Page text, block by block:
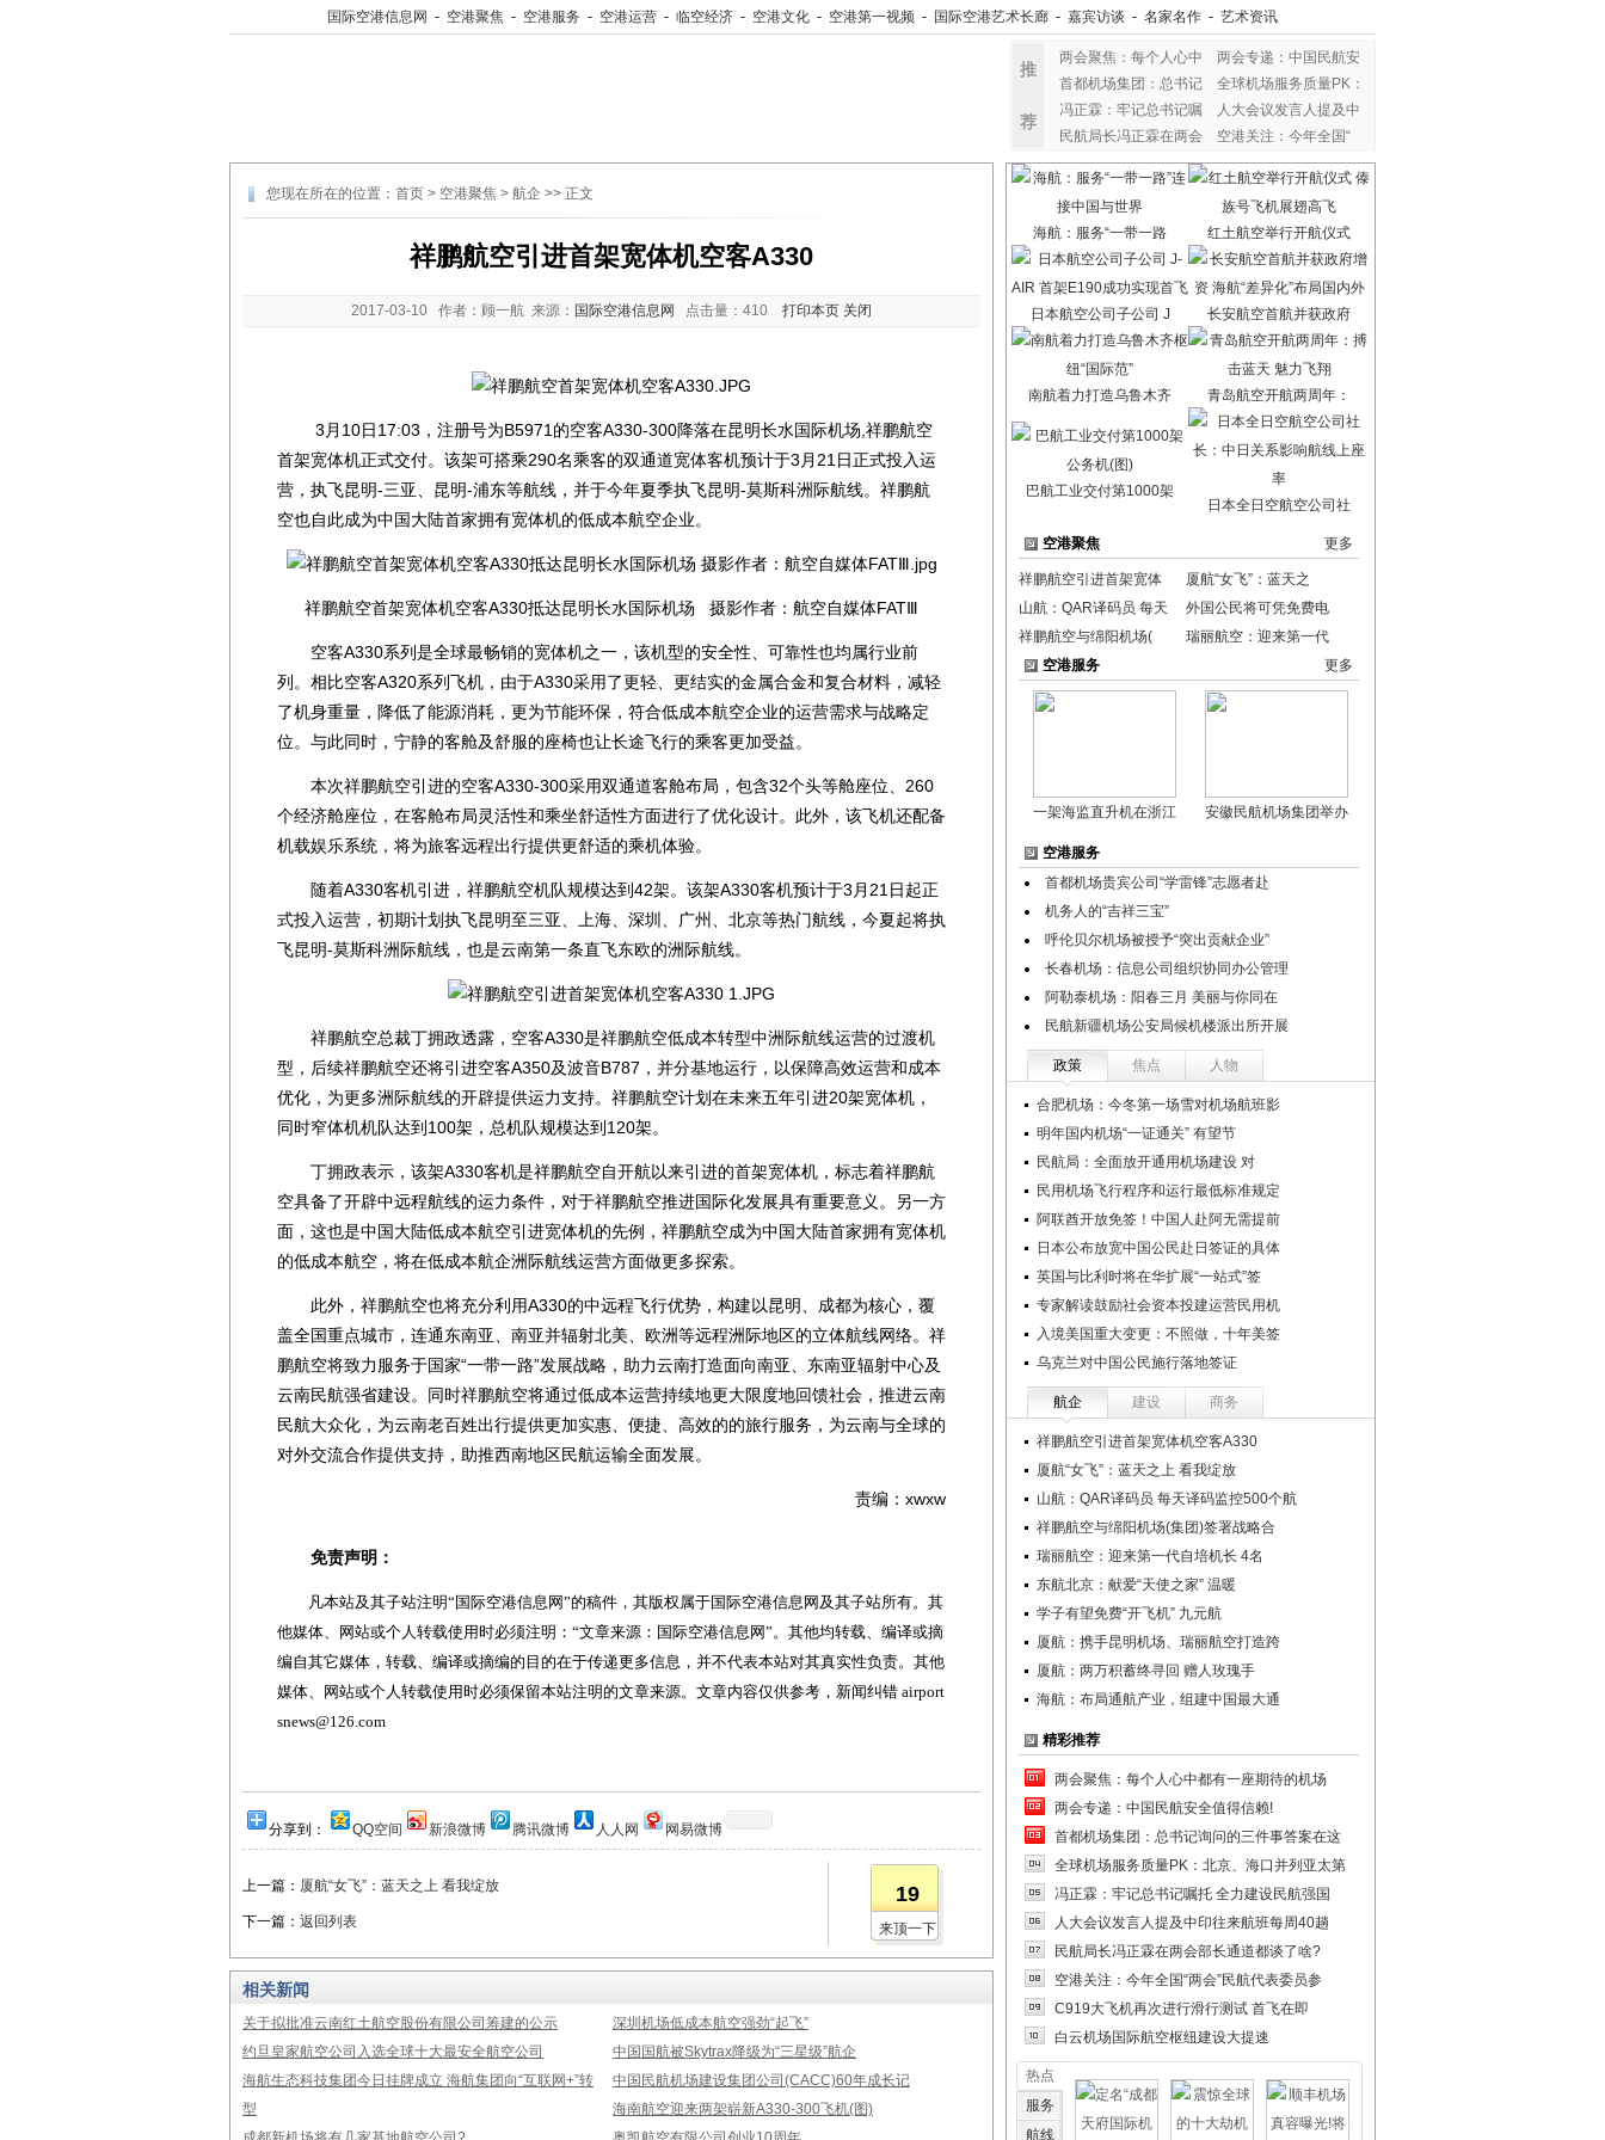
国际空港信息网 - 空港聚焦 - 空港服务 - 空港运营 - 临空经济 - 空港文化 - 空港第一视频 - 国际空港艺术长廊 - 嘉宾访谈 - 名家名作 - 艺术资讯
推
荐
两会聚焦：每个人心中
两会专递：中国民航安
首都机场集团：总书记
全球机场服务质量PK：
冯正霖：牢记总书记嘱
人大会议发言人提及中
民航局长冯正霖在两会
空港关注：今年全国“
您现在所在的位置： 首页 > 空港聚焦 > 航企 >> 正文
祥鹏航空引进首架宽体机空客A330
2017-03-10 作者：顾一航 来源： 国际空港信息网 点击量： 410 打印本页 关闭
3月10日17:03，注册号为B5971的空客A330-300降落在昆明长水国际机场,祥鹏航空
首架宽体机正式交付。该架可搭乘290名乘客的双通道宽体客机预计于3月21日正式投入运
营，执飞昆明-三亚、昆明-浦东等航线，并于今年夏季执飞昆明-莫斯科洲际航线。祥鹏航
空也自此成为中国大陆首家拥有宽体机的低成本航空企业。
祥鹏航空首架宽体机空客A330抵达昆明长水国际机场 摄影作者：航空自媒体FATⅢ
空客A330系列是全球最畅销的宽体机之一，该机型的安全性、可靠性也均属行业前
列。相比空客A320系列飞机，由于A330采用了更轻、更结实的金属合金和复合材料，减轻
了机身重量，降低了能源消耗，更为节能环保，符合低成本航空企业的运营需求与战略定
位。与此同时，宁静的客舱及舒服的座椅也让长途飞行的乘客更加受益。
本次祥鹏航空引进的空客A330-300采用双通道客舱布局，包含32个头等舱座位、260
个经济舱座位，在客舱布局灵活性和乘坐舒适性方面进行了优化设计。此外，该飞机还配备
机载娱乐系统，将为旅客远程出行提供更舒适的乘机体验。
随着A330客机引进，祥鹏航空机队规模达到42架。该架A330客机预计于3月21日起正
式投入运营，初期计划执飞昆明至三亚、上海、深圳、广州、北京等热门航线，今夏起将执
飞昆明-莫斯科洲际航线，也是云南第一条直飞东欧的洲际航线。
祥鹏航空总裁丁拥政透露，空客A330是祥鹏航空低成本转型中洲际航线运营的过渡机
型，后续祥鹏航空还将引进空客A350及波音B787，并分基地运行，以保障高效运营和成本
优化，为更多洲际航线的开辟提供运力支持。祥鹏航空计划在未来五年引进20架宽体机，
同时窄体机机队达到100架，总机队规模达到120架。
丁拥政表示，该架A330客机是祥鹏航空自开航以来引进的首架宽体机，标志着祥鹏航
空具备了开辟中远程航线的运力条件，对于祥鹏航空推进国际化发展具有重要意义。另一方
面，这也是中国大陆低成本航空引进宽体机的先例，祥鹏航空成为中国大陆首家拥有宽体机
的低成本航空，将在低成本航企洲际航线运营方面做更多探索。
此外，祥鹏航空也将充分利用A330的中远程飞行优势，构建以昆明、成都为核心，覆
盖全国重点城市，连通东南亚、南亚并辐射北美、欧洲等远程洲际地区的立体航线网络。祥
鹏航空将致力服务于国家“一带一路”发展战略，助力云南打造面向南亚、东南亚辐射中心及
云南民航强省建设。同时祥鹏航空将通过低成本运营持续地更大限度地回馈社会，推进云南
民航大众化，为云南老百姓出行提供更加实惠、便捷、高效的的旅行服务，为云南与全球的
对外交流合作提供支持，助推西南地区民航运输全面发展。
责编：xwxw
免责声明：
凡本站及其子站注明“国际空港信息网”的稿件，其版权属于国际空港信息网及其子站所有。其
他媒体、网站或个人转载使用时必须注明：“文章来源：国际空港信息网”。其他均转载、编译或摘
编自其它媒体，转载、编译或摘编的目的在于传递更多信息，并不代表本站对其真实性负责。其他
媒体、网站或个人转载使用时必须保留本站注明的文章来源。文章内容仅供参考，新闻纠错 airport
snews@126.com
分享到： QQ空间 新浪微博 腾讯微博 人人网 网易微博
上一篇： 厦航“女飞”：蓝天之上 看我绽放
下一篇： 返回列表
19
来顶一下
相关新闻
关于拟批准云南红土航空股份有限公司筹建的公示
深圳机场低成本航空强劲“起飞”
约旦皇家航空公司入选全球十大最安全航空公司
中国国航被Skytrax降级为“三星级”航企
海航生态科技集团今日挂牌成立 海航集团向“互联网+”转
型
中国民航机场建设集团公司(CACC)60年成长记
海南航空迎来两架崭新A330-300飞机(图)
海航：服务“一带一路 红土航空举行开航仪式
日本航空公司子公司 J 长安航空首航并获政府
南航着力打造乌鲁木齐 青岛航空开航两周年：
巴航工业交付第1000架
日本全日空航空公司社
空港聚焦 更多
祥鹏航空引进首架宽体
厦航“女飞”：蓝天之
山航：QAR译码员 每天
外国公民将可凭免费电
祥鹏航空与绵阳机场(
瑞丽航空：迎来第一代
空港服务
更多
一架海监直升机在浙江 安徽民航机场集团举办
空港服务
首都机场贵宾公司“学雷锋”志愿者赴
机务人的“吉祥三宝”
呼伦贝尔机场被授予“突出贡献企业”
长春机场：信息公司组织协同办公管理
阿勒泰机场：阳春三月 美丽与你同在
民航新疆机场公安局候机楼派出所开展
政策 焦点 人物
合肥机场：今冬第一场雪对机场航班影
明年国内机场“一证通关” 有望节
民航局：全面放开通用机场建设 对
民用机场飞行程序和运行最低标准规定
阿联酋开放免签！中国人赴阿无需提前
日本公布放宽中国公民赴日签证的具体
英国与比利时将在华扩展“一站式”签
专家解读鼓励社会资本投建运营民用机
入境美国重大变更：不照做，十年美签
乌克兰对中国公民施行落地签证
航企 建设 商务
祥鹏航空引进首架宽体机空客A330
厦航“女飞”：蓝天之上 看我绽放
山航：QAR译码员 每天译码监控500个航
祥鹏航空与绵阳机场(集团)签署战略合
瑞丽航空：迎来第一代自培机长 4名
东航北京：献爱“天使之家” 温暖
学子有望免费“开飞机” 九元航
厦航：携手昆明机场、瑞丽航空打造跨
厦航：两万积蓄终寻回 赠人玫瑰手
海航：布局通航产业，组建中国最大通
精彩推荐
两会聚焦：每个人心中都有一座期待的机场
两会专递：中国民航安全值得信赖!
首都机场集团：总书记询问的三件事答案在这
全球机场服务质量PK：北京、海口并列亚太第
冯正霖：牢记总书记嘱托 全力建设民航强国
人大会议发言人提及中印往来航班每周40趟
民航局长冯正霖在两会部长通道都谈了啥?
空港关注：今年全国“两会”民航代表委员参
C919大飞机再次进行滑行测试 首飞在即
白云机场国际航空枢纽建设大提速
热点
服务
航线